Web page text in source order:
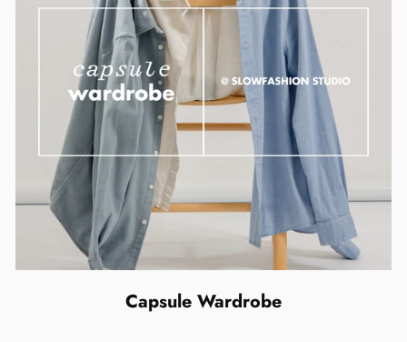
Capsule Wardrobe